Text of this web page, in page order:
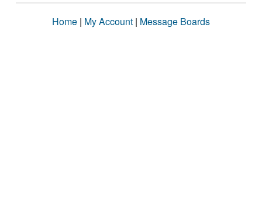
Home | My Account | Message Boards